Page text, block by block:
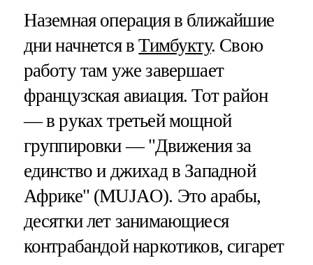
Наземная операция в ближайшие
дни начнется вТимбукту. Свою
работу там уже завершает
французская авиация. Тот район
— в руках третьей мощной
группировки — "Движения за
единство и джихад в Западной
Африке" (MUJAO). Это арабы,
десятки лет занимающиеся
контрабандой наркотиков, сигарет